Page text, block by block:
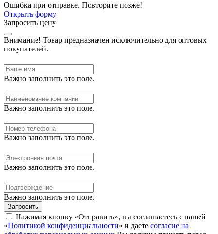
Ошибка при отправке. Повторите позже!
Открыть форму
Запросить цену
Внимание! Товар предназначен исключительно для оптовых
покупателей.
Важно заполнить это поле.
Важно заполнить это поле.
Важно заполнить это поле.
Важно заполнить это поле.
Важно заполнить это поле.
Запросить
Нажимая кнопку «Отправить», вы соглашаетесь с нашей
«Политикой конфиденциальности» и даете согласие на